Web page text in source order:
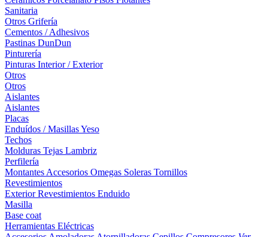
Sanitaria
Otros Grifería
Cementos / Adhesivos
Pastinas DunDun
Pinturería
Pinturas Interior / Exterior
Otros
Otros
Aislantes
Aislantes
Placas
Enduídos / MasillasYeso
Techos
Molduras Tejas Lambriz
Perfilería
Montantes Accesorios Omegas Soleras Tornillos
Revestimientos
ExteriorRevestimientos Enduido
Masilla
Base coat
Herramientas Eléctricas